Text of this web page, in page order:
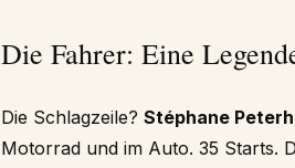
Die Fahrer: Eine
Die Schlagzeile? Stéphane
Motorrad und im Auto. 35 Starts.